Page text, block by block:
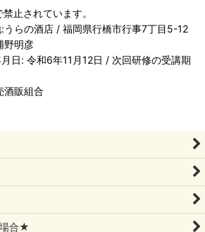
止されています。
うらの酒店 / 福岡県行橋市行事7丁目5-12
野明彦
日: 令和6年11月12日 / 次回研修の受講期
酒販組合
合★